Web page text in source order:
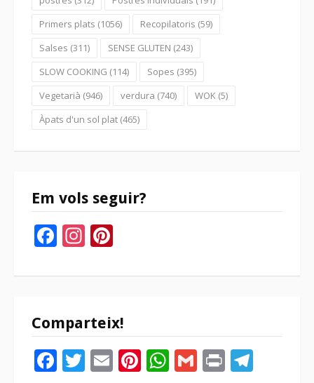
Primers plats (1056) Recopilatoris (59)
Salses (311) SENSE GLUTEN (243)
SLOW COOKING (114) Sopes (395)
Vegetarià (946) verdura (740) WOK (5)
Àpats d'un sol plat (465)
Em vols seguir?
Facebook
Instagram
Comparteix!
Facebook
Twitter
EmailPinterest
WhatsApp
Gmail
Print